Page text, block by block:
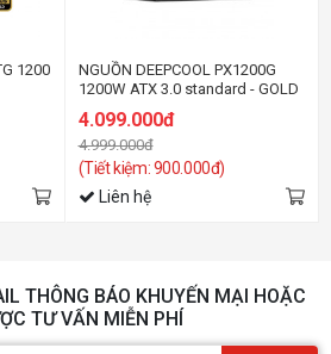
1200
NGUỒN DEEPCOOL PX1200G
1200W ATX 3.0 standard - GOLD
4.099.000đ
4.999.000đ
(Tiết kiệm: 900.000đ)
Liên hệ
THÔNG BÁO KHUYẾN MẠI HOẶC
TƯ VẤN MIỄN PHÍ